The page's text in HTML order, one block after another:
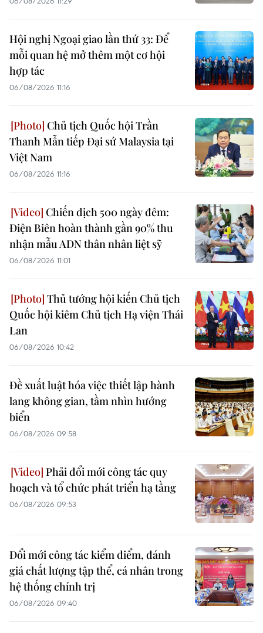
Hội nghị Ngoại giao lần thứ 33: Để
mỗi quan hệ mở thêm một cơ hội
hợp tác
06/08/2026 11:16
Chủ tịch Quốc hội Trần
Thanh Mẫn tiếp Đại sứ Malaysia tại
Việt Nam
06/08/2026 11:16
Chiến dịch 500 ngày đêm:
Điện Biên hoàn thành gần 90% thu
nhận mẫu ADN thân nhân liệt sỹ
06/08/2026 11:01
Thủ tướng hội kiến Chủ tịch
Quốc hội kiêm Chủ tịch Hạ viện Thái
Lan
06/08/2026 10:42
Đề xuất luật hóa việc thiết lập hành
lang không gian, tầm nhìn hướng
biển
06/08/2026 09:58
Phải đổi mới công tác quy
hoạch và tổ chức phát triển hạ tầng
06/08/2026 09:53
Đổi mới công tác kiểm điểm, đánh
giá chất lượng tập thể, cá nhân trong
hệ thống chính trị
06/08/2026 09:40